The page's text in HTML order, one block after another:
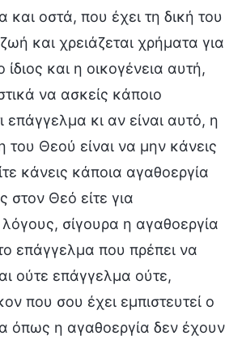
και οστά, που έχει τη δική του
και χρειάζεται χρήματα για
ίδιος και η οικογένεια αυτή,
να ασκείς κάποιο
επάγγελμα κι αν είναι αυτό, η
του Θεού είναι να μην κάνεις
κάνεις κάποια αγαθοεργία
στον Θεό είτε για
λόγους, σίγουρα η αγαθοεργία
επάγγελμα που πρέπει να
ούτε επάγγελμα ούτε,
που σου έχει εμπιστευτεί ο
όπως η αγαθοεργία δεν έχουν